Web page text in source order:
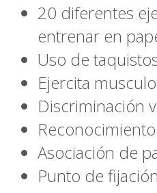
20 diferentes
entrenar en
Uso de
Ejercita
Discriminación
Asociación de
Punto de fijación